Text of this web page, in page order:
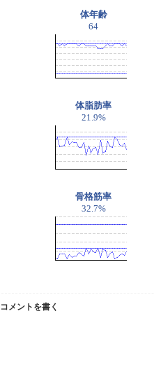
体年齢
64
体脂肪率
21.9%
骨格筋率
32.7%
コメントを書く